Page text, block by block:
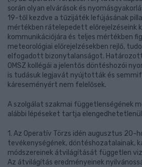
során olyan elvárások és
19-től kezdve a tűzijáték lefújásának
mértékben rátelepedett előrejelzéseink
kommunikációjára és teljes mértékben
meteorológiai előrejelzésekben rejlő,
elfogadott bizonytalanságot.
OMSZ kollégái a jelentős döntéshozói
is tudásuk legjavát nyújtották és
káreseményért nem felelősek.
A szolgálat szakmai függetlenségének
alábbi lépéseket tartja
1. Az Operatív Törzs idén augusztus 20-
tevékenységének, döntéshozatalainak,
módszereinek átvilágítását független
Az átvilágítás eredményeinek